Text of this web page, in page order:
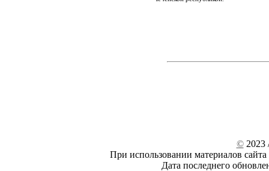
©2023
При использовании материалов
Дата последнего